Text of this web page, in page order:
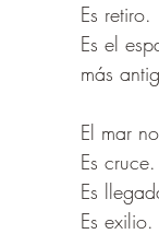
Es retiro.
Es el
más
El mar
Es cruce.
Es
Es exilio.